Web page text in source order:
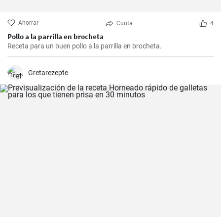
Ahorrar Cuota 4
Pollo a la parrilla en brocheta
Receta para un buen pollo a la parrilla en brocheta.
Gretarezepte